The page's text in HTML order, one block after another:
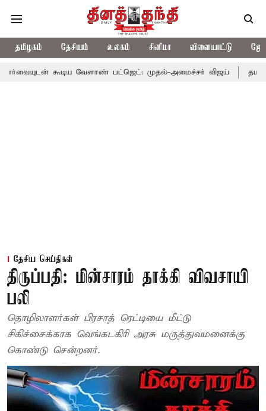
தமிழகம் தேசியம் உலகம் சினிமா விளையாட்டு
வேளாண் பட்ஜெட்: முதல்-அமைச்சர் விஜய் தமிழக
தேசிய செய்திகள்
திருப்பதி: மின்சாரம் தாக்கி விவசாயி
பலி
தொழிலாளர்கள் பிரசாத் ரெட்டியை மீட்டு
சிகிச்சைக்காக வெங்கடகிரி அரசு மருத்துவமனைக்கு
கொண்டு சென்றனர்.